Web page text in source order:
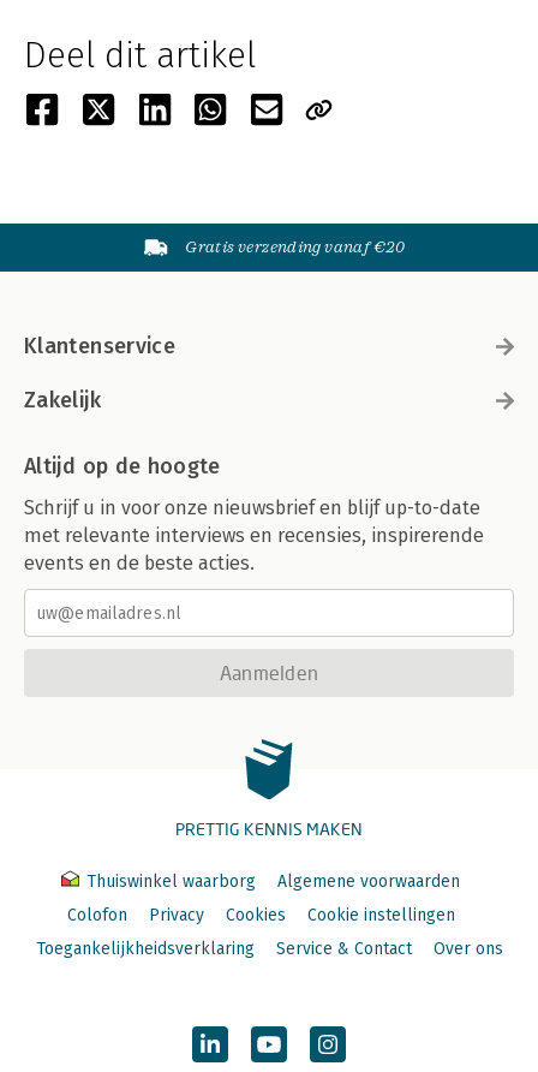
Deel dit artikel
Gratis verzending vanaf €20
Klantenservice
Zakelijk
Altijd op de hoogte
Schrijf u in voor onze nieuwsbrief en blijf up-to-date
met relevante interviews en recensies, inspirerende
events en de beste acties.
Aanmelden
PRETTIG KENNIS MAKEN
Thuiswinkel waarborg
Algemene voorwaarden
Colofon
Privacy Cookies
Cookie instellingen
Toegankelijkheidsverklaring
Service & Contact Over ons